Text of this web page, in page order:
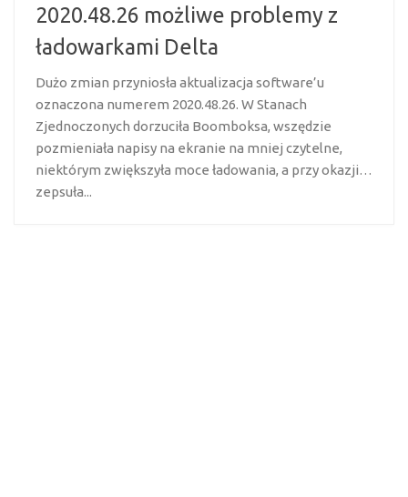
2020.48.26 możliwe problemy z
ładowarkami Delta
Dużo zmian przyniosła aktualizacja software’u
oznaczona numerem 2020.48.26. W Stanach
Zjednoczonych dorzuciła Boomboksa, wszędzie
pozmieniała napisy na ekranie na mniej czytelne,
niektórym zwiększyła moce ładowania, a przy okazji…
zepsuła...